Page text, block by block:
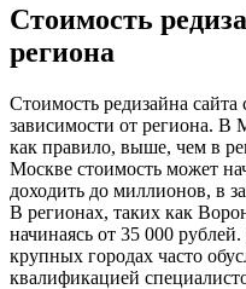
Стоимость
региона
Стоимость редизайна сайта
зависимости от региона.
как правило, выше, чем в
Москве стоимость может
доходить до миллионов, в
В регионах, таких как
начинаясь от 35 000
крупных городах часто
квалификацией